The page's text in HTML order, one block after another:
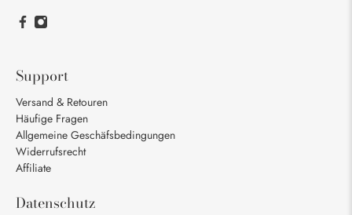
Support
Versand & Retouren
Häufige Fragen
Allgemeine Geschäfsbedingungen
Widerrufsrecht
Affiliate
Datenschutz